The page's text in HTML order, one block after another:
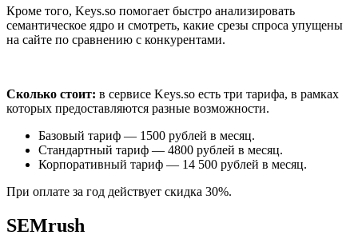
Кроме того, Keys.so помогает быстро анализировать
семантическое ядро и смотреть, какие срезы спроса упущены
на сайте по сравнению с конкурентами.
Сколько стоит: в сервисе Keys.so есть три тарифа, в рамках
которых предоставляются разные возможности.
Базовый тариф — 1500 рублей в месяц.
Стандартный тариф — 4800 рублей в месяц.
Корпоративный тариф — 14 500 рублей в месяц.
При оплате за год действует скидка 30%.
SEMrush